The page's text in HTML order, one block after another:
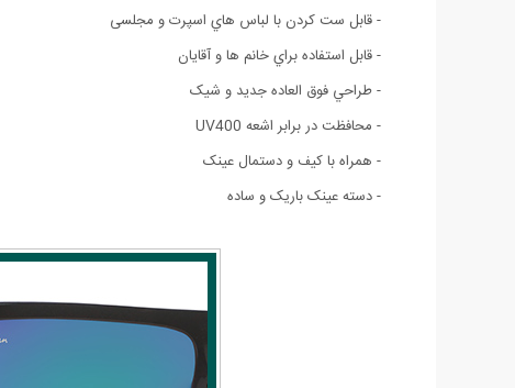
- قابل ست كردن با لباس هاي اسپرت و مجلسی
- قابل استفاده براي خانم ها و آقايان
- طراحي فوق العاده جديد و شيک
- محافظت در برابر اشعه‌ UV400
- همراه با کیف و دستمال عینک
- دسته عینک باریک و ساده